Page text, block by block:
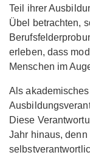
Teil ihrer
Übel betrachten,
erleben, dass
Menschen im
Als
Diese
Jahr hinaus,